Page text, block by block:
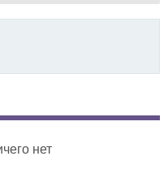
нет